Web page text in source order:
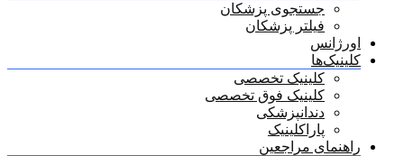
جستجوی پزشکان
فیلتر پزشکان
اورژانس
کلینیک‌ها
کلینیک تخصصی
کلینیک فوق تخصصی
دندانپزشکی
پاراکلینیک
راهنمای مراجعین